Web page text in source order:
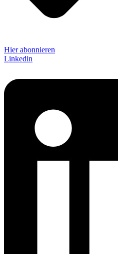
Hier abonnieren
Linkedin